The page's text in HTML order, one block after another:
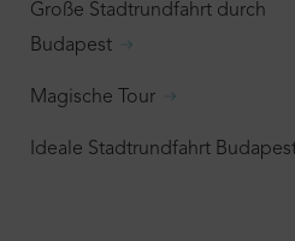
Große Stadtrundfahrt durch
Budapest
Magische Tour
Ideale Stadtrundfahrt